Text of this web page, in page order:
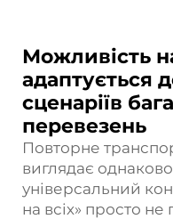
Можливість
адаптується
сценаріїв
перевезень
Повторне
виглядає однаково
універсальний
на всіх» просто